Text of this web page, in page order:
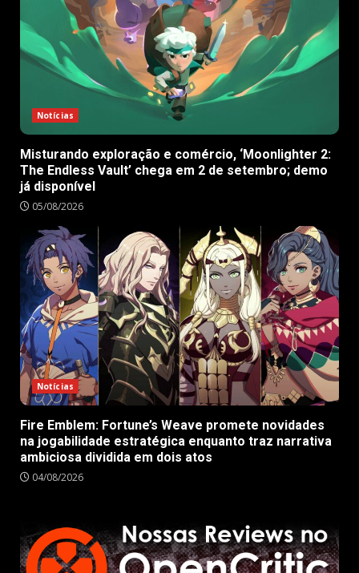
Notícias
Misturando exploração e comércio, ‘Moonlighter 2:
The Endless Vault’ chega em 2 de setembro; demo
já disponível
05/08/2026
Notícias
Fire Emblem: Fortune’s Weave promete novidades
na jogabilidade estratégica enquanto traz narrativa
ambiciosa dividida em dois atos
04/08/2026